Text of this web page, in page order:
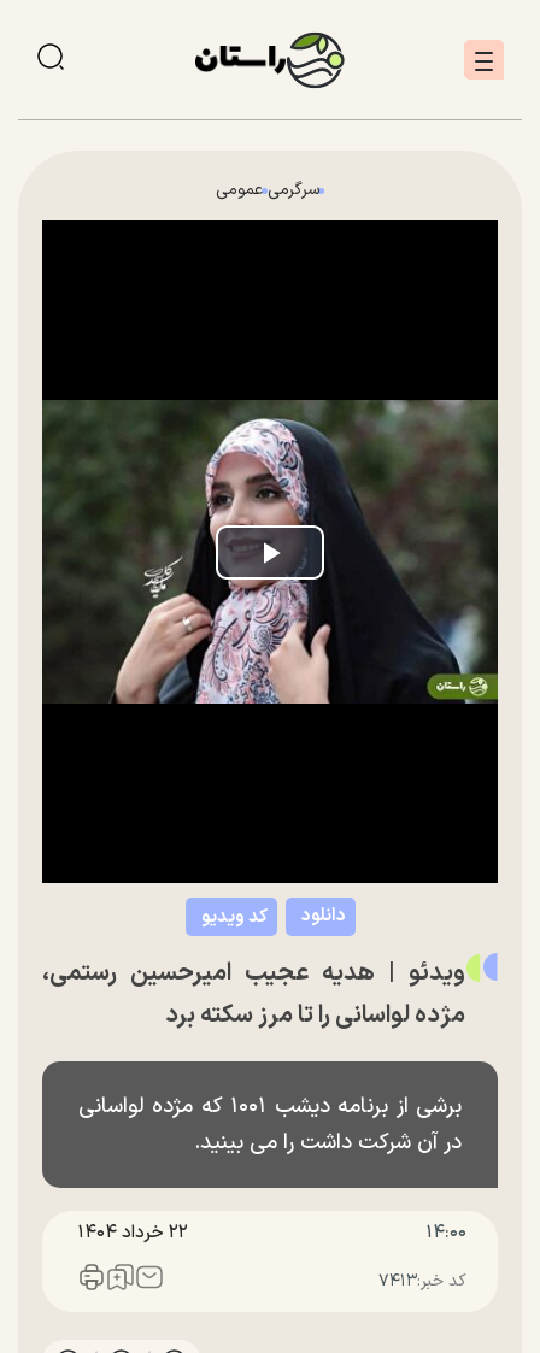
سرگرمی عمومی
Play
Video
کد ویدیو دانلود
ویدئو | هدیه عجیب امیرحسین رستمی،
مژده لواسانی را تا مرز سکته برد
برشی از برنامه دیشب ۱۰۰۱ که مژده لواسانی
در آن شرکت داشت را می بینید.
۱۴:۰۰ ۲۲ خرداد ۱۴۰۴
کد خبر:۷۴۱۳